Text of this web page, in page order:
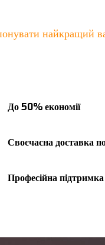
найкращий
До 50% економії
Своєчасна доставка
Професійна підтримка